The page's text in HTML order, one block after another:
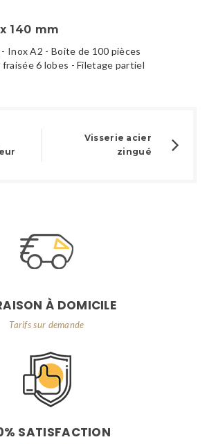
140 mm
Inox A2 - Boite de 100 pièces
6 lobes - Filetage partiel
Visserie acier
zingué
À DOMICILE
Tarifs sur demande
SATISFACTION